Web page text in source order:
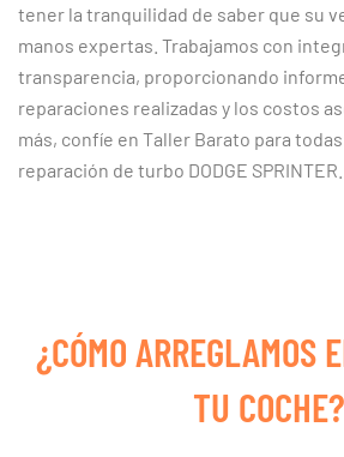
tener la tranquilidad de saber que su
manos expertas. Trabajamos con
transparencia, proporcionando
reparaciones realizadas y los costos
más, confíe en Taller Barato para
reparación de turbo DODGE SPRINTER.
¿CÓMO ARREGLAMOS
TU COCHE?